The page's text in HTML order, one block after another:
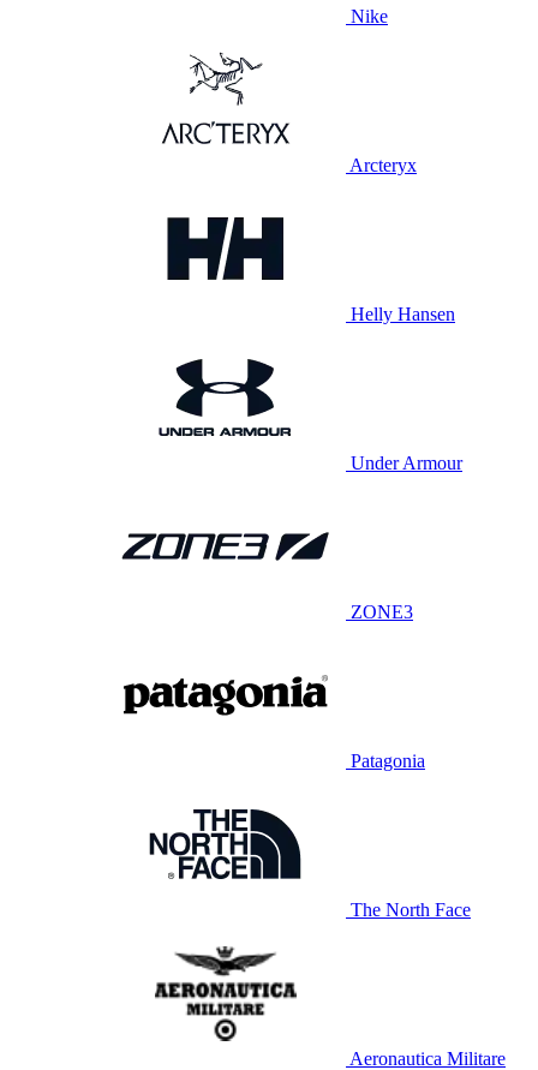
Nike
Arcteryx
Helly Hansen
Under Armour
ZONE3
Patagonia
The North Face
Aeronautica Militare